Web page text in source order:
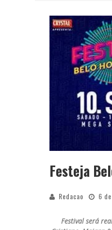
Festeja
Redacao 6
Festival será